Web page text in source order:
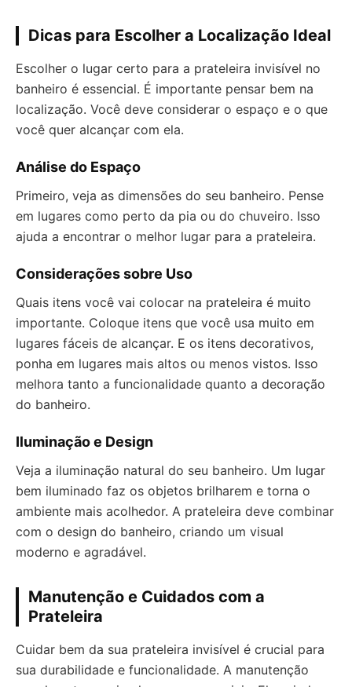
Dicas para Escolher a Localização Ideal
Escolher o lugar certo para a prateleira invisível no
banheiro é essencial. É importante pensar bem na
localização. Você deve considerar o espaço e o que
você quer alcançar com ela.
Análise do Espaço
Primeiro, veja as dimensões do seu banheiro. Pense
em lugares como perto da pia ou do chuveiro. Isso
ajuda a encontrar o melhor lugar para a prateleira.
Considerações sobre Uso
Quais itens você vai colocar na prateleira é muito
importante. Coloque itens que você usa muito em
lugares fáceis de alcançar. E os itens decorativos,
ponha em lugares mais altos ou menos vistos. Isso
melhora tanto a funcionalidade quanto a decoração
do banheiro.
Iluminação e Design
Veja a iluminação natural do seu banheiro. Um lugar
bem iluminado faz os objetos brilharem e torna o
ambiente mais acolhedor. A prateleira deve combinar
com o design do banheiro, criando um visual
moderno e agradável.
Manutenção e Cuidados com a
Prateleira
Cuidar bem da sua prateleira invisível é crucial para
sua durabilidade e funcionalidade. A manutenção